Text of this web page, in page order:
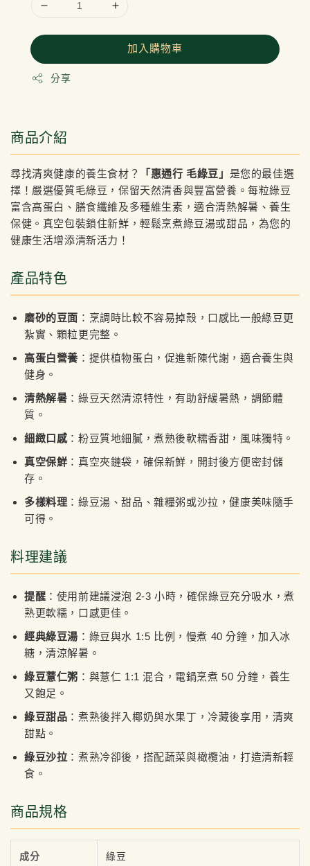
加入購物車
分享
商品介紹
尋找清爽健康的養生食材？ 「惠通行 毛綠豆」 是您的最佳選
擇！嚴選優質毛綠豆，保留天然清香與豐富營養。每粒綠豆
富含高蛋白、膳食纖維及多種維生素，適合清熱解暑、養生
保健。真空包裝鎖住新鮮，輕鬆烹煮綠豆湯或甜品，為您的
健康生活增添清新活力！
產品特色
磨砂的豆面 ：烹調時比較不容易掉殼，口感比一般綠豆更
紮實、顆粒更完整。
高蛋白營養 ：提供植物蛋白，促進新陳代謝，適合養生與
健身。
清熱解暑 ：綠豆天然清涼特性，有助舒緩暑熱，調節體
質。
細緻口感：粉豆質地細膩，煮熟後軟糯香甜，風味獨特。
真空保鮮 ：真空夾鏈袋，確保新鮮，開封後方便密封儲
存。
多樣料理 ：綠豆湯、甜品、雜糧粥或沙拉，健康美味隨手
可得。
料理建議
提醒 ：使用前建議浸泡 2-3 小時，確保綠豆充分吸水，煮
熟更軟糯，口感更佳。
經典綠豆湯 ：綠豆與水 1:5 比例，慢煮 40 分鐘，加入冰
糖，清涼解暑。
綠豆薏仁粥 ：與薏仁 1:1 混合，電鍋烹煮 50 分鐘，養生
又飽足。
綠豆甜品 ：煮熟後拌入椰奶與水果丁，冷藏後享用，清爽
甜點。
綠豆沙拉 ：煮熟冷卻後，搭配蔬菜與橄欖油，打造清新輕
食。
商品規格
成分 綠豆